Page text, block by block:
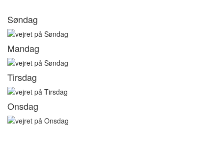
Søndag
Mandag
Tirsdag
Onsdag